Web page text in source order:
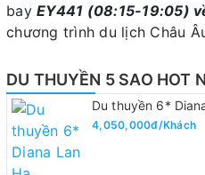
bay EY441 (08:15-19:05)
chương trình du lịch Châu
DU THUYỀN 5 SAO HOT
Du thuyền 6*
4,050,000đ/Khách